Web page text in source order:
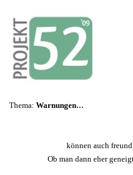
Thema: Warnungen...
können auch
Ob man dann eher